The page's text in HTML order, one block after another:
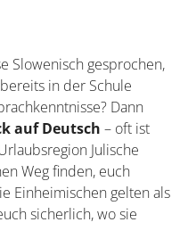
Slowenisch gesprochen,
in der Schule
Dann
auf Deutsch – oft ist
Julische
Weg finden, euch
Einheimischen gelten als
sicherlich, wo sie